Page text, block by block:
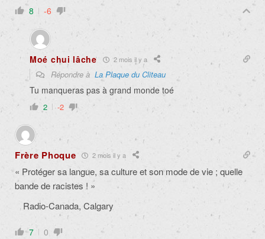
8 -6
Moé chui lâche 2 mois il y a
Répondre à La Plaque du Cliteau
Tu manqueras pas à grand monde toé
2 -2
Frère Phoque 2 mois il y a
« Protéger sa langue, sa culture et son mode de vie ; quelle
bande de racistes ! »
Radio-Canada, Calgary
7 0